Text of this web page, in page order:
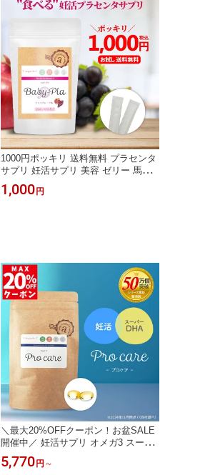
1000円ポッキリ 送料無料 プラセンタ
サプリ 妊活サプリ 美容 ゼリー 馬プ
ラセンタ ざくろ マカ ローヤルゼリー
ルイボス茶 保存料 着色料 甘味料 不
1,000 円
＼最大20%OFFクーポン！お盆SALE
開催中／ 妊活サプリ オメガ3 スーパ
ーDHA EPA DPA 必須脂肪酸 亜麻仁
油 リノレン酸 リノール酸 ビタミンE
5,770 円 ～